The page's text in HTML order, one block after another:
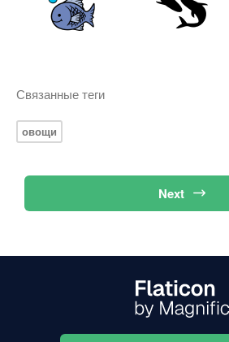
Связанные теги
овощи
Next